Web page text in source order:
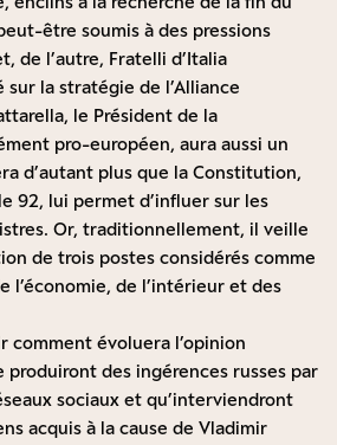
être soumis à des pressions
de l’autre, Fratelli d’Italia
la stratégie de l’Alliance
le Président de la
pro-européen, aura aussi un
d’autant plus que la Constitution,
92, lui permet d’influer sur les
Or, traditionnellement, il veille
de trois postes considérés comme
l’économie, de l’intérieur et des
comment évoluera l’opinion
produiront des ingérences russes par
sociaux et qu’interviendront
acquis à la cause de Vladimir